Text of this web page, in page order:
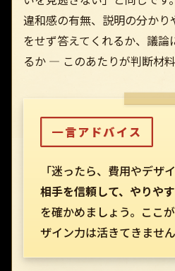
違和感の有無、説明の分か
をせず答えてくれるか、議
るか — このあたりが判断材料
一言アドバイス
「迷ったら、費用やデザ
相手を信頼して、やりや
を確かめましょう。ここ
ザイン力は活きてきません